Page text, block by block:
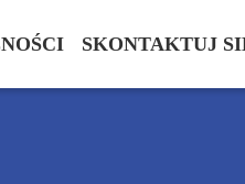
SKONTAKTUJ